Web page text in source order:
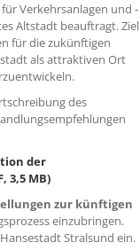
Verkehrsanlagen und -
Altstadt beauftragt. Ziel
für die zukünftigen
als attraktiven Ort
des
der
3,5 MB)
zur künftigen
einzubringen.
Stralsund ein.